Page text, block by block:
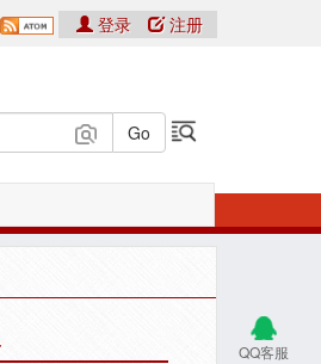
登录 注册
QQ客服